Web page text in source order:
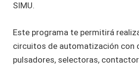
SIMU.
Este programa te permitirá
circuitos de automatización con
pulsadores, selectoras,